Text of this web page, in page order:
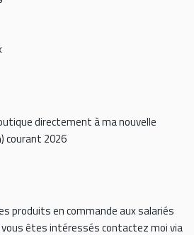
directement à ma nouvelle
courant 2026
produits en commande aux salariés
vous êtes intéressés contactez moi via